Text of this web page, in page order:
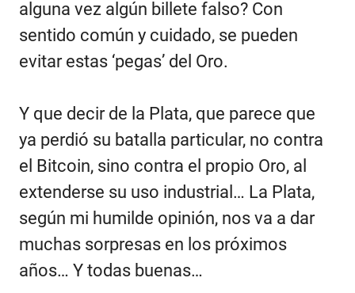
alguna vez algún billete falso? Con
sentido común y cuidado, se pueden
evitar estas ‘pegas’ del Oro.
Y que decir de la Plata, que parece que
ya perdió su batalla particular, no contra
el Bitcoin, sino contra el propio Oro, al
extenderse su uso industrial… La Plata,
según mi humilde opinión, nos va a dar
muchas sorpresas en los próximos
años… Y todas buenas…